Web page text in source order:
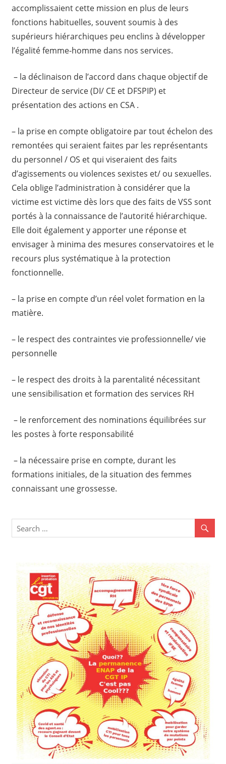
accomplissaient cette mission en plus de leurs
fonctions habituelles, souvent soumis à des
supérieurs hiérarchiques peu enclins à développer
l’égalité femme-homme dans nos services.
– la déclinaison de l’accord dans chaque objectif de
Directeur de service (DI/ CE et DFSPIP) et
présentation des actions en CSA .
– la prise en compte obligatoire par tout échelon des
remontées qui seraient faites par les représentants
du personnel / OS et qui viseraient des faits
d’agissements ou violences sexistes et/ ou sexuelles.
Cela oblige l’administration à considérer que la
victime est victime dès lors que des faits de VSS sont
portés à la connaissance de l’autorité hiérarchique.
Elle doit également y apporter une réponse et
envisager à minima des mesures conservatoires et le
recours plus systématique à la protection
fonctionnelle.
– la prise en compte d’un réel volet formation en la
matière.
– le respect des contraintes vie professionnelle/ vie
personnelle
– le respect des droits à la parentalité nécessitant
une sensibilisation et formation des services RH
– le renforcement des nominations équilibrées sur
les postes à forte responsabilité
– la nécessaire prise en compte, durant les
formations initiales, de la situation des femmes
connaissant une grossesse.